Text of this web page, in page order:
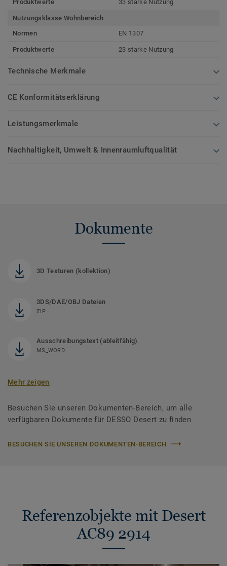
Produktwerte 33 starke Nutzung
Nutzungsklasse Wohnbereich
Normen
EN 1307
Produktwerte 23 starke Nutzung
Technische Merkmale
CE Konformitätserklärung
Leistungsmerkmale
Nachhaltigkeit, Umwelt & Innenraumluftqualität
Dokumente
3D Texturen (kollektion)
3DS/DAE/OBJ Dateien
ZIP
Ausschreibungstext (ableitfähig)
MS_WORD
Mehr zeigen
Besuchen Sie unseren Dokumenten-Bereich, um alle
verfügbaren Dokumente für DESSO Desert zu finden
BESUCHEN SIE UNSEREN DOKUMENTEN-BEREICH
Referenzobjekte mit Desert
AC89 2914